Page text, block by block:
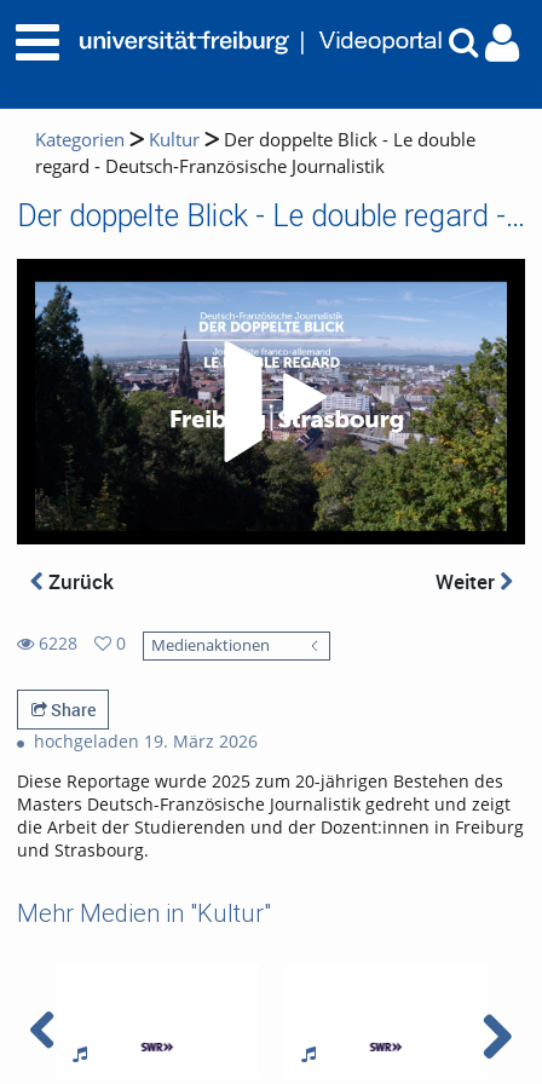
Kategorien Kultur
Der doppelte Blick - Le double
regard - Deutsch-Französische Journalistik
Der doppelte Blick - Le double regard - Deutsch-Französische Journalistik
Zurück Weiter
6228
views
0
favorites
Medienaktionen
Share
hochgeladen 19. März 2026
Diese Reportage wurde 2025 zum 20-jährigen Bestehen des
Masters Deutsch-Französische Journalistik gedreht und zeigt
die Arbeit der Studierenden und der Dozent:innen in Freiburg
und Strasbourg.
Mehr Medien in "Kultur"